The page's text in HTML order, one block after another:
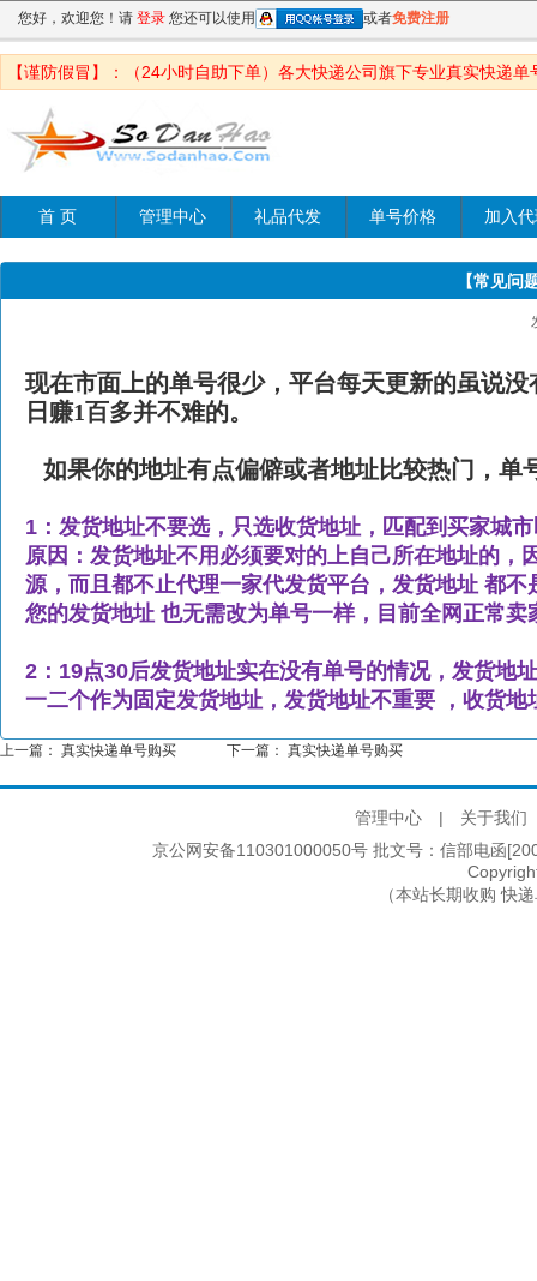
您好，欢迎您！请 登录 您还可以使用 或者免费注册
【谨防假冒】：（24小时自助下单）各大快递公司旗下专业真实快递
首 页 管理中心 礼品代发 单号价格 加入
【常见问
现在市面上的单号很少，平台每天更新的虽说
日赚1百多并不难的。
如果你的地址有点偏僻或者地址比较热门，单
1：发货地址不要选，只选收货地址，匹配到买家城
原因：发货地址不用必须要对的上自己所在地址的
源，而且都不止代理一家代发货平台，发货地址 都
您的发货地址 也无需改为单号一样，目前全网正常
2： 19点30后发货地址实在没有单号的情况，发货
一二个作为固定发货地址，发货地址不重要 ，收货地
上一篇： 真实快递单号购买 下一篇： 真实快递单号购买
管理中心 |
关于我们
京公网安备110301000050号 批文号：信部电函
（本站长期收购 快